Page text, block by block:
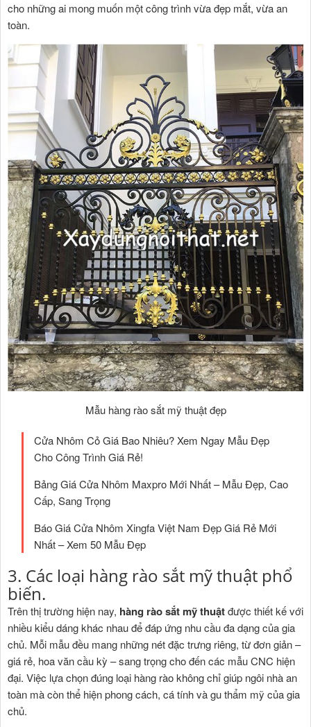
cho những ai mong muốn một công trình vừa đẹp mắt, vừa an
toàn.
Mẫu hàng rào sắt mỹ thuật đẹp
Cửa Nhôm Cỏ Giá Bao Nhiêu? Xem Ngay Mẫu Đẹp
Cho Công Trình Giá Rẻ!
Bảng Giá Cửa Nhôm Maxpro Mới Nhất – Mẫu Đẹp, Cao
Cấp, Sang Trọng
Báo Giá Cửa Nhôm Xingfa Việt Nam Đẹp Giá Rẻ Mới
Nhất – Xem 50 Mẫu Đẹp
3. Các loại hàng rào sắt mỹ thuật phổ
biến.
Trên thị trường hiện nay, hàng rào sắt mỹ thuậtđược thiết kế với
nhiều kiểu dáng khác nhau để đáp ứng nhu cầu đa dạng của gia
chủ. Mỗi mẫu đều mang những nét đặc trưng riêng, từ đơn giản –
giá rẻ, hoa văn cầu kỳ – sang trọng cho đến các mẫu CNC hiện
đại. Việc lựa chọn đúng loại hàng rào không chỉ giúp ngôi nhà an
toàn mà còn thể hiện phong cách, cá tính và gu thẩm mỹ của gia
chủ.